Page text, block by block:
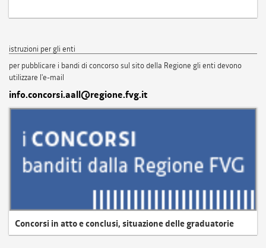
istruzioni per gli enti
per pubblicare i bandi di concorso sul sito della Regione gli enti devono
utilizzare l'e-mail
info.concorsi.aall@regione.fvg.it
Concorsi in atto e conclusi, situazione delle graduatorie